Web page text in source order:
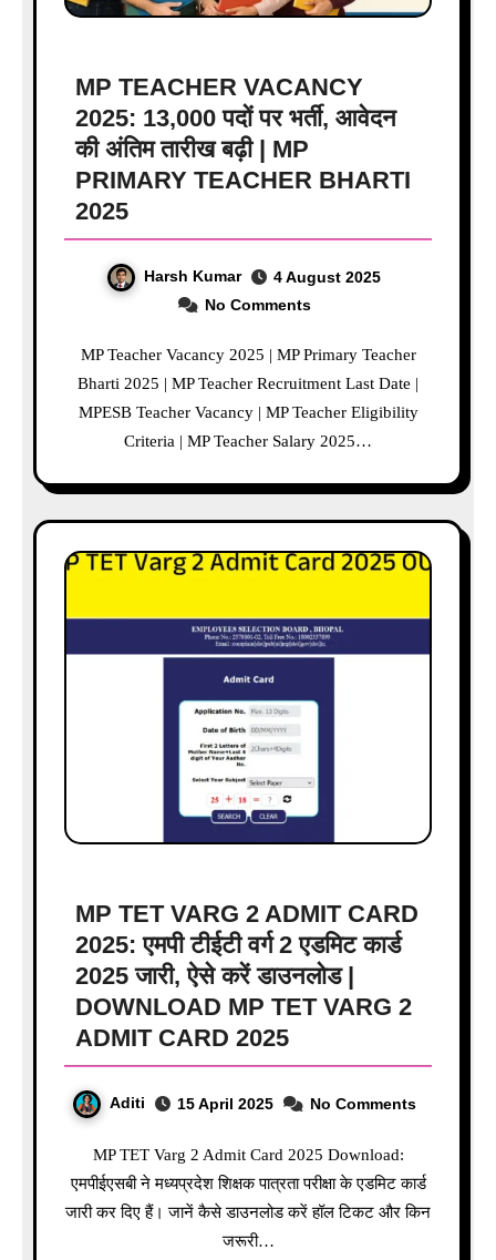
MP TEACHER VACANCY
2025: 13,000 पदों पर भर्ती, आवेदन
की अंतिम तारीख बढ़ी | MP
PRIMARY TEACHER BHARTI
2025
Harsh Kumar
4 August 2025
No Comments
MP Teacher Vacancy 2025 | MP Primary Teacher
Bharti 2025 | MP Teacher Recruitment Last Date |
MPESB Teacher Vacancy | MP Teacher Eligibility
Criteria | MP Teacher Salary 2025…
MP TET VARG 2 ADMIT CARD
2025: एमपी टीईटी वर्ग 2 एडमिट कार्ड
2025 जारी, ऐसे करें डाउनलोड |
DOWNLOAD MP TET VARG 2
ADMIT CARD 2025
Aditi 15 April 2025 No Comments
MP TET Varg 2 Admit Card 2025 Download:
एमपीईएसबी ने मध्यप्रदेश शिक्षक पात्रता परीक्षा के एडमिट कार्ड
जारी कर दिए हैं। जानें कैसे डाउनलोड करें हॉल टिकट और किन
जरूरी…